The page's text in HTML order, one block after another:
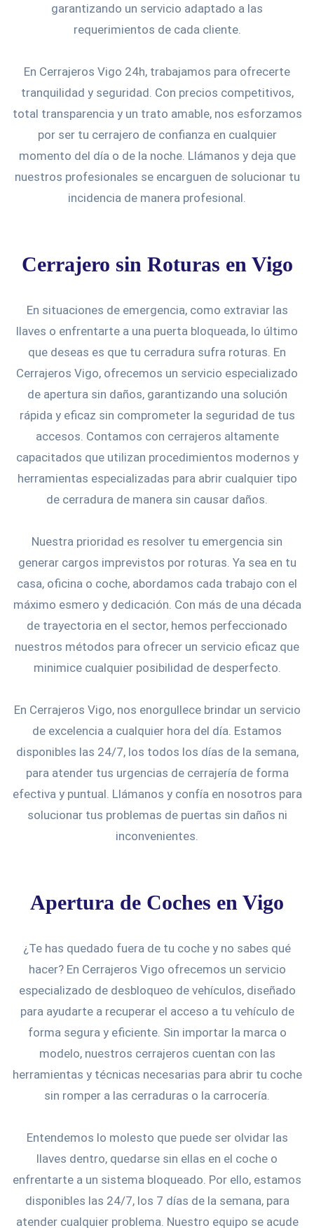
garantizando un servicio adaptado a las
requerimientos de cada cliente.
En Cerrajeros Vigo 24h, trabajamos para ofrecerte
tranquilidad y seguridad. Con precios competitivos,
total transparencia y un trato amable, nos esforzamos
por ser tu cerrajero de confianza en cualquier
momento del día o de la noche. Llámanos y deja que
nuestros profesionales se encarguen de solucionar tu
incidencia de manera profesional.
Cerrajero sin Roturas en Vigo
En situaciones de emergencia, como extraviar las
llaves o enfrentarte a una puerta bloqueada, lo último
que deseas es que tu cerradura sufra roturas. En
Cerrajeros Vigo, ofrecemos un servicio especializado
de apertura sin daños, garantizando una solución
rápida y eficaz sin comprometer la seguridad de tus
accesos. Contamos con cerrajeros altamente
capacitados que utilizan procedimientos modernos y
herramientas especializadas para abrir cualquier tipo
de cerradura de manera sin causar daños.
Nuestra prioridad es resolver tu emergencia sin
generar cargos imprevistos por roturas. Ya sea en tu
casa, oficina o coche, abordamos cada trabajo con el
máximo esmero y dedicación. Con más de una década
de trayectoria en el sector, hemos perfeccionado
nuestros métodos para ofrecer un servicio eficaz que
minimice cualquier posibilidad de desperfecto.
En Cerrajeros Vigo, nos enorgullece brindar un servicio
de excelencia a cualquier hora del día. Estamos
disponibles las 24/7, los todos los días de la semana,
para atender tus urgencias de cerrajería de forma
efectiva y puntual. Llámanos y confía en nosotros para
solucionar tus problemas de puertas sin daños ni
inconvenientes.
Apertura de Coches en Vigo
¿Te has quedado fuera de tu coche y no sabes qué
hacer? En Cerrajeros Vigo ofrecemos un servicio
especializado de desbloqueo de vehículos, diseñado
para ayudarte a recuperar el acceso a tu vehículo de
forma segura y eficiente. Sin importar la marca o
modelo, nuestros cerrajeros cuentan con las
herramientas y técnicas necesarias para abrir tu coche
sin romper a las cerraduras o la carrocería.
Entendemos lo molesto que puede ser olvidar las
llaves dentro, quedarse sin ellas en el coche o
enfrentarte a un sistema bloqueado. Por ello, estamos
disponibles las 24/7, los 7 días de la semana, para
atender cualquier problema. Nuestro equipo se acude